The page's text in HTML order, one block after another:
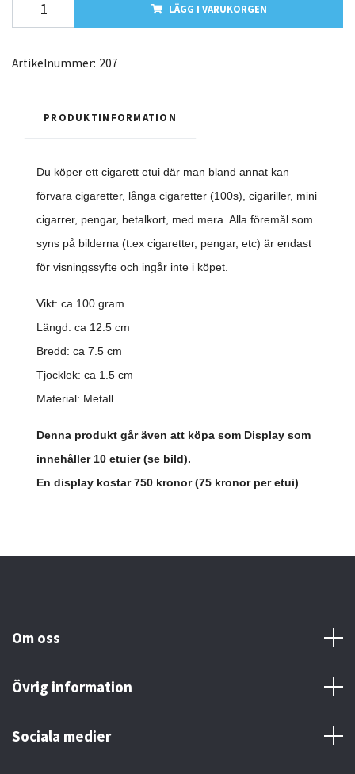
LÄGG I VARUKORGEN
Artikelnummer: 207
PRODUKTINFORMATION
Du köper ett cigarett etui där man bland annat kan
förvara cigaretter, långa cigaretter (100s), cigariller, mini
cigarrer, pengar, betalkort, med mera. Alla föremål som
syns på bilderna (t.ex cigaretter, pengar, etc) är endast
för visningssyfte och ingår inte i köpet.
Vikt: ca 100 gram
Längd: ca 12.5 cm
Bredd: ca 7.5 cm
Tjocklek: ca 1.5 cm
Material: Metall
Denna produkt går även att köpa som Display som
innehåller 10 etuier (se bild).
En display kostar 750 kronor (75 kronor per etui)
Om oss
Övrig information
Sociala medier